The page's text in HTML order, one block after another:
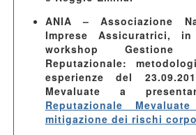
ANIA – Associazione
Imprese Assicuratrici, in
workshop
Reputazionale:
esperienze del
Mevaluate a
Reputazionale
mitigazione dei rischi